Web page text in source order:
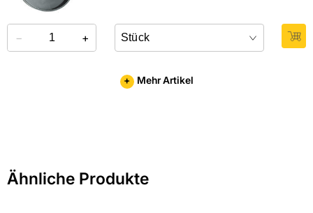
− +
+ Mehr Artikel
Ähnliche Produkte